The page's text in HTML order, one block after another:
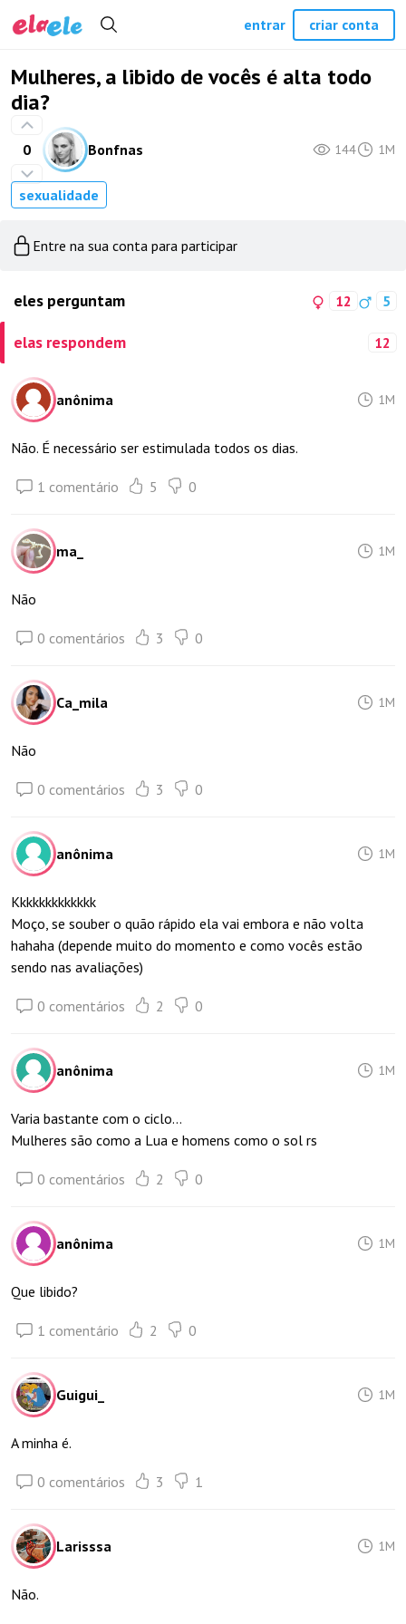
Mulheres, a libido de vocês é alta todo
dia?
0 Bonfnas 144 1M
sexualidade
Entre na sua conta para participar
eles perguntam 12 5
elas respondem 12
anônima 1M
Não. É necessário ser estimulada todos os dias.
1 comentário 5 0
ma_ 1M
Não
0 comentários 3 0
Ca_mila 1M
Não
0 comentários 3 0
anônima 1M
Kkkkkkkkkkkkk
Moço, se souber o quão rápido ela vai embora e não volta
hahaha (depende muito do momento e como vocês estão
sendo nas avaliações)
0 comentários 2 0
anônima 1M
Varia bastante com o ciclo…
Mulheres são como a Lua e homens como o sol rs
0 comentários 2 0
anônima 1M
Que libido?
1 comentário 2 0
Guigui_ 1M
A minha é.
0 comentários 3 1
Larisssa 1M
Não.
entrar criar conta